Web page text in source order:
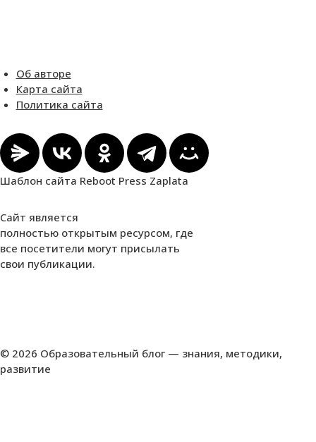
Об авторе
Карта сайта
Политика сайта
Шаблон сайта Reboot Press Zaplata
Сайт является
полностью открытым ресурсом, где
все посетители могут присылать
свои публикации.
© 2026 Образовательный блог — знания, методики,
развитие